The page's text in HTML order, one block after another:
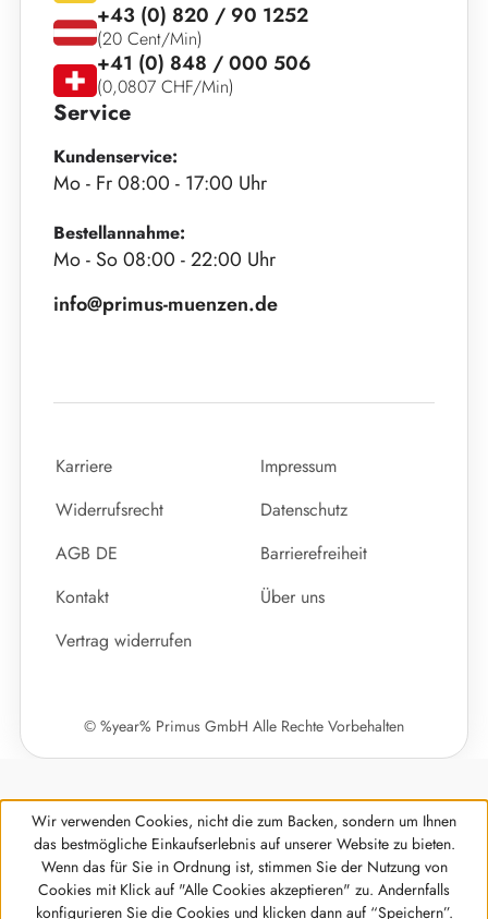
Service
Kundenservice:
Mo - Fr 08:00 - 17:00 Uhr
Bestellannahme:
Mo - So 08:00 - 22:00 Uhr
info@primus-muenzen.de
+43 (0) 820 / 90 1252
(20 Cent/Min)
+41 (0) 848 / 000 506
(0,0807 CHF/Min)
Karriere
Impressum
Widerrufsrecht
Datenschutz
AGB DE
Barrierefreiheit
Kontakt
Über uns
Vertrag widerrufen
© %year% Primus GmbH Alle Rechte Vorbehalten
Werkzeugleiste anzeigen
Wir verwenden Cookies, nicht die zum Backen, sondern um Ihnen
das bestmögliche Einkaufserlebnis auf unserer Website zu bieten.
Wenn das für Sie in Ordnung ist, stimmen Sie der Nutzung von
Cookies mit Klick auf "Alle Cookies akzeptieren" zu. Andernfalls
konfigurieren Sie die Cookies und klicken dann auf “Speichern”.